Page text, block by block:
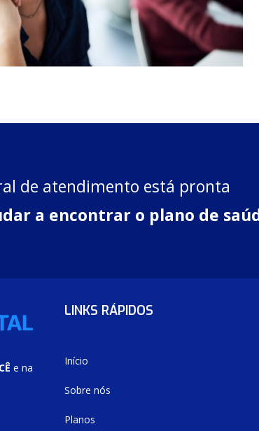
de atendimento está pronta
a encontrar o plano de
e na
LINKS RÁPIDOS
Início
Sobre nós
Planos